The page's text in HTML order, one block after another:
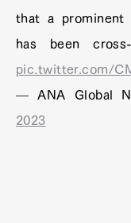
that a prominent
has been
pic.twitter.com/
— ANA Global
2023